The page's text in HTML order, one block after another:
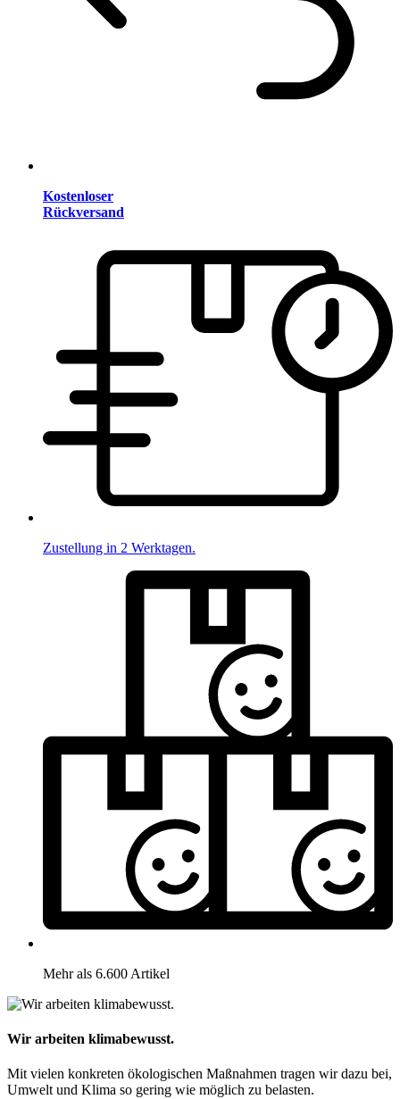
Kostenloser
Rückversand
Zustellung in 2 Werktagen.
Mehr als 6.600 Artikel
Wir arbeiten klimabewusst.
Mit vielen konkreten ökologischen Maßnahmen tragen wir dazu bei,
Umwelt und Klima so gering wie möglich zu belasten.